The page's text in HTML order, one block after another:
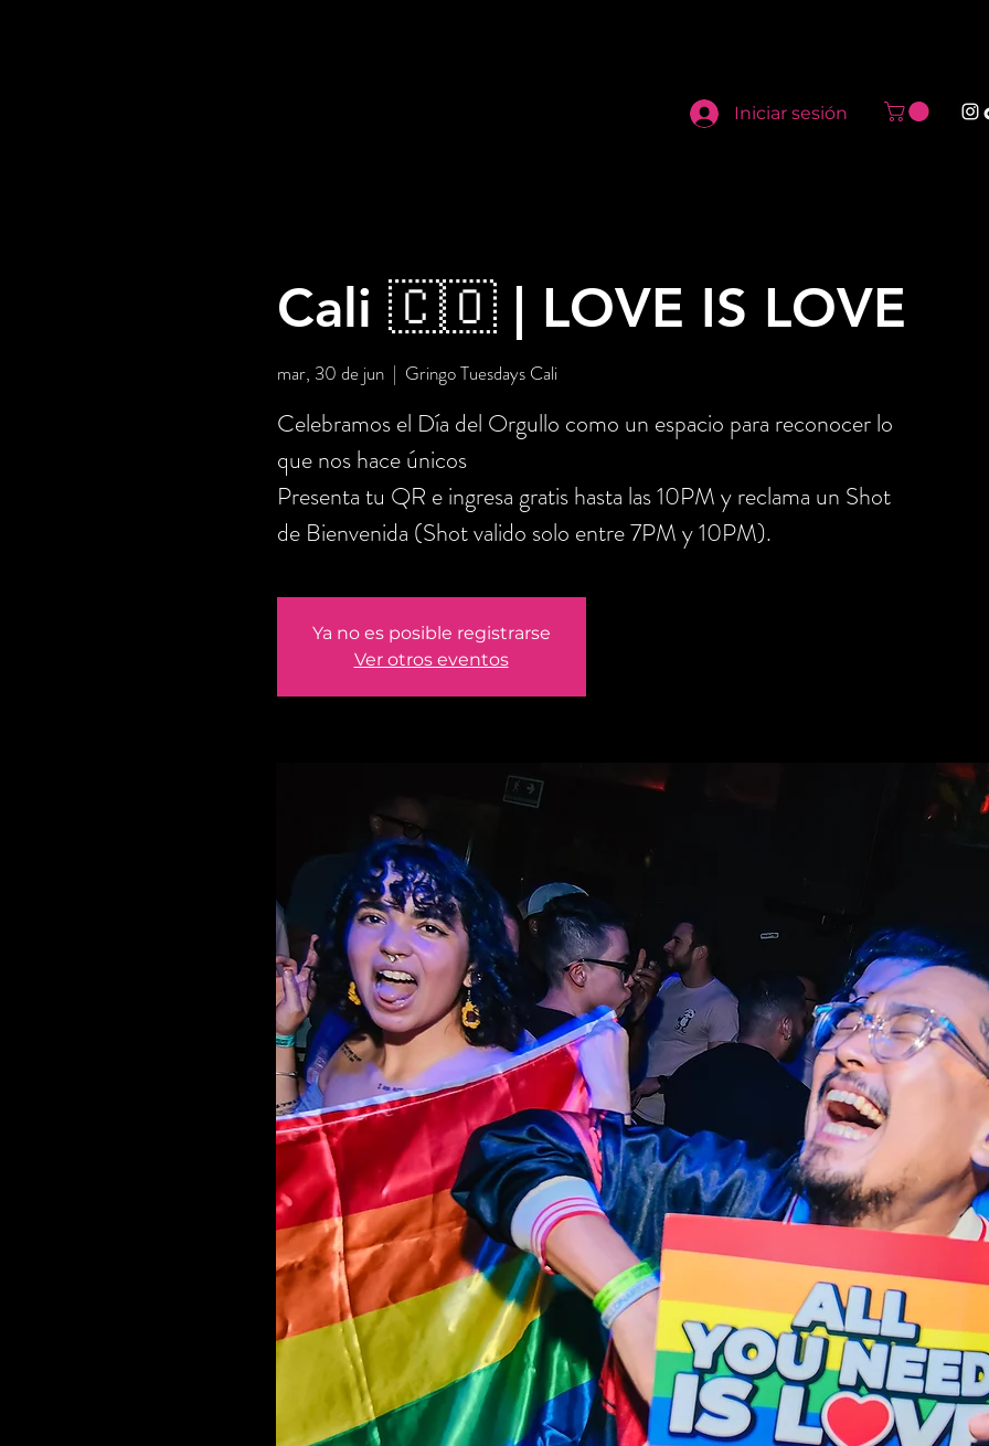
Iniciar sesión
Cali 🇨🇴 | LOVE IS LOVE
mar, 30 de jun
  |
Gringo Tuesdays Cali
Celebramos el Día del Orgullo como un espacio para reconocer lo
que nos hace únicos
Presenta tu QR e ingresa gratis hasta las 10PM y reclama un Shot
de Bienvenida (Shot valido solo entre 7PM y 10PM).
Ya no es posible registrarse
Ver otros eventos